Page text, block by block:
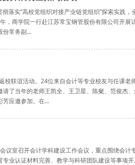
落实“高校党组织对接产业链党组织”探索实践，
，商学院一行赴江苏常宝钢管股份有限公司开展
份常务副...
校联谊活动。24位来自会计等专业校友与任课老
了当年的老师王凯全、王卫星、陈粲、范俊杰
芳应邀参加。在...
议室召开会计学科建设工作会议，重点围绕会计
业认证材料完善、教学与科研团队建设等事项